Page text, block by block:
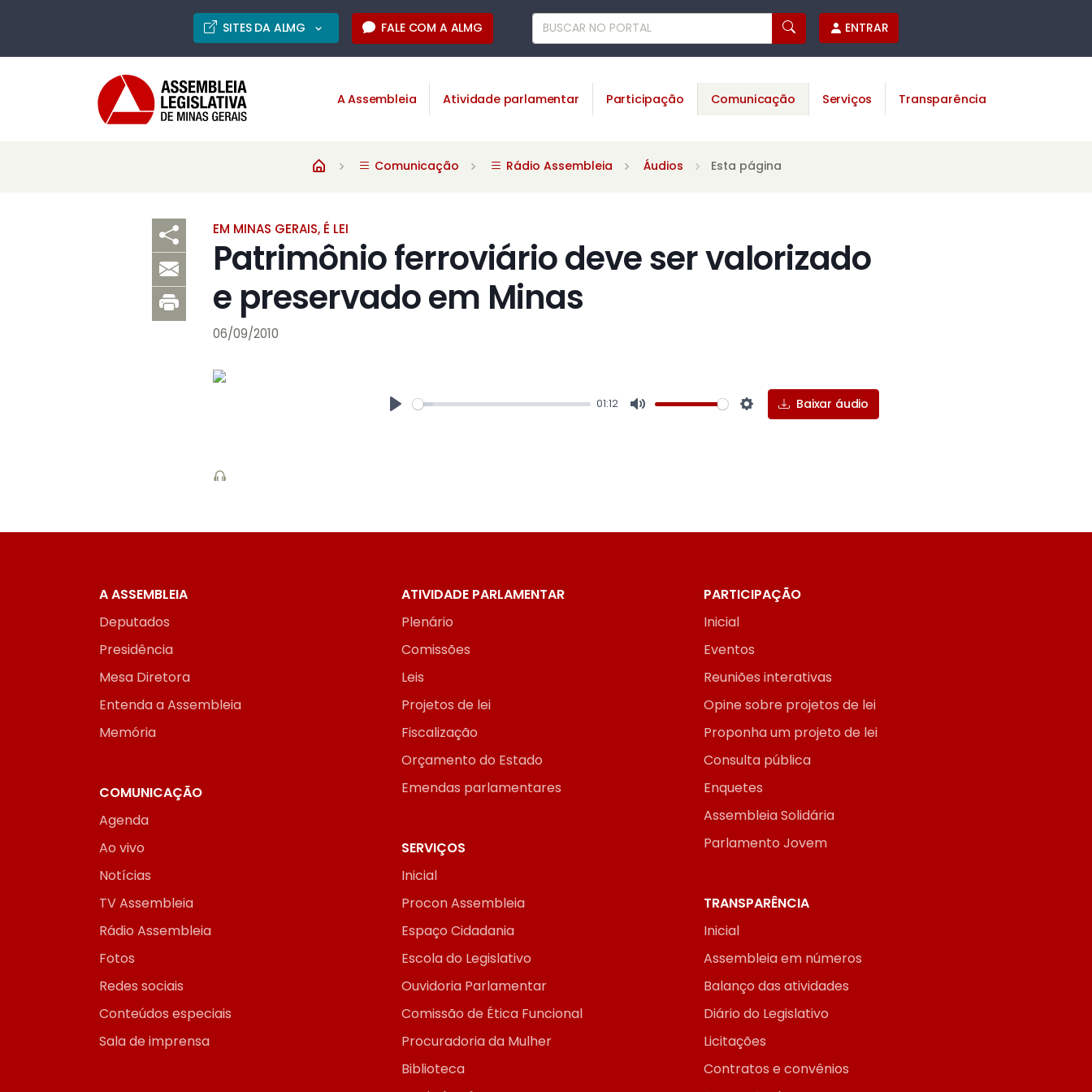
SITES DA ALMG FALE COM A ALMG ENTRAR
A Assembleia Atividade parlamentar Participação Comunicação Serviços Transparência
Comunicação Rádio Assembleia Áudios Esta página
EM MINAS GERAIS, É LEI
Patrimônio ferroviário deve ser valorizado
e preservado em Minas
06/09/2010
01:12
Settings
Baixar áudio
A ASSEMBLEIA
Deputados
Presidência
Mesa Diretora
Entenda a Assembleia
Memória
ATIVIDADE PARLAMENTAR
Plenário
Comissões
Leis
Projetos de lei
Fiscalização
Orçamento do Estado
Emendas parlamentares
PARTICIPAÇÃO
Inicial
Eventos
Reuniões interativas
Opine sobre projetos de lei
Proponha um projeto de lei
Consulta pública
Enquetes
Assembleia Solidária
Parlamento Jovem
COMUNICAÇÃO
Agenda
Ao vivo
Notícias
TV Assembleia
Rádio Assembleia
Fotos
Redes sociais
Conteúdos especiais
Sala de imprensa
SERVIÇOS
Inicial
Procon Assembleia
Espaço Cidadania
Escola do Legislativo
Ouvidoria Parlamentar
Comissão de Ética Funcional
Procuradoria da Mulher
Biblioteca
TRANSPARÊNCIA
Inicial
Assembleia em números
Balanço das atividades
Diário do Legislativo
Licitações
Contratos e convênios